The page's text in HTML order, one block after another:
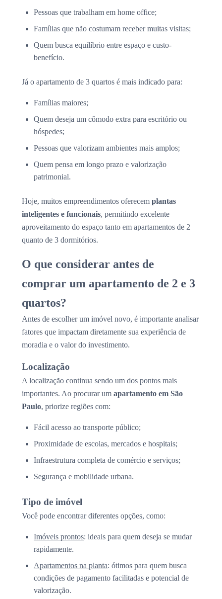
Pessoas que trabalham em home office;
Famílias que não costumam receber muitas visitas;
Quem busca equilíbrio entre espaço e custo-
benefício.
Já o apartamento de 3 quartos é mais indicado para:
Famílias maiores;
Quem deseja um cômodo extra para escritório ou
hóspedes;
Pessoas que valorizam ambientes mais amplos;
Quem pensa em longo prazo e valorização
patrimonial.
Hoje, muitos empreendimentos oferecem plantas
inteligentes e funcionais, permitindo excelente
aproveitamento do espaço tanto em apartamentos de 2
quanto de 3 dormitórios.
O que considerar antes de
comprar um apartamento de 2 e 3
quartos?
Antes de escolher um imóvel novo, é importante analisar
fatores que impactam diretamente sua experiência de
moradia e o valor do investimento.
Localização
A localização continua sendo um dos pontos mais
importantes. Ao procurar um apartamento em São
Paulo, priorize regiões com:
Fácil acesso ao transporte público;
Proximidade de escolas, mercados e hospitais;
Infraestrutura completa de comércio e serviços;
Segurança e mobilidade urbana.
Tipo de imóvel
Você pode encontrar diferentes opções, como:
Imóveis prontos: ideais para quem deseja se mudar
rapidamente.
Apartamentos na planta: ótimos para quem busca
condições de pagamento facilitadas e potencial de
valorização.